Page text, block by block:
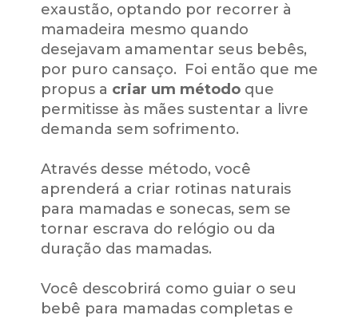
exaustão, optando por recorrer à
mamadeira mesmo quando
desejavam amamentar seus bebês,
por puro cansaço.  Foi então que me
propus a criar um método que
permitisse às mães sustentar a livre
demanda sem sofrimento.
Através desse método, você
aprenderá a criar rotinas naturais
para mamadas e sonecas, sem se
tornar escrava do relógio ou da
duração das mamadas.
Você descobrirá como guiar o seu
bebê para mamadas completas e